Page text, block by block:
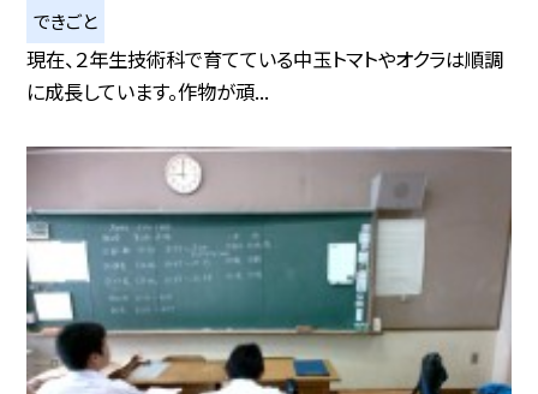
できごと
現在、２年生技術科で育てている中玉トマトやオクラは順調
に成長しています。作物が頑...